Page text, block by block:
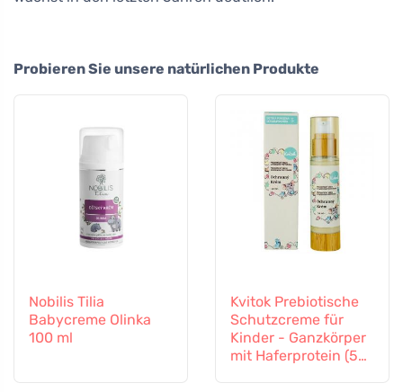
Probieren Sie unsere natürlichen Produkte
Nobilis Tilia
Babycreme Olinka
100 ml
Kvitok Prebiotische
Schutzcreme für
Kinder - Ganzkörper
mit Haferprotein (50